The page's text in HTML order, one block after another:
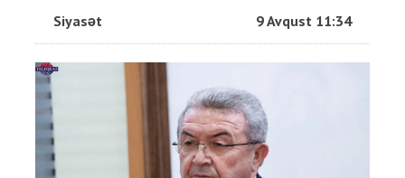
Siyasət 9 Avqust 11:34